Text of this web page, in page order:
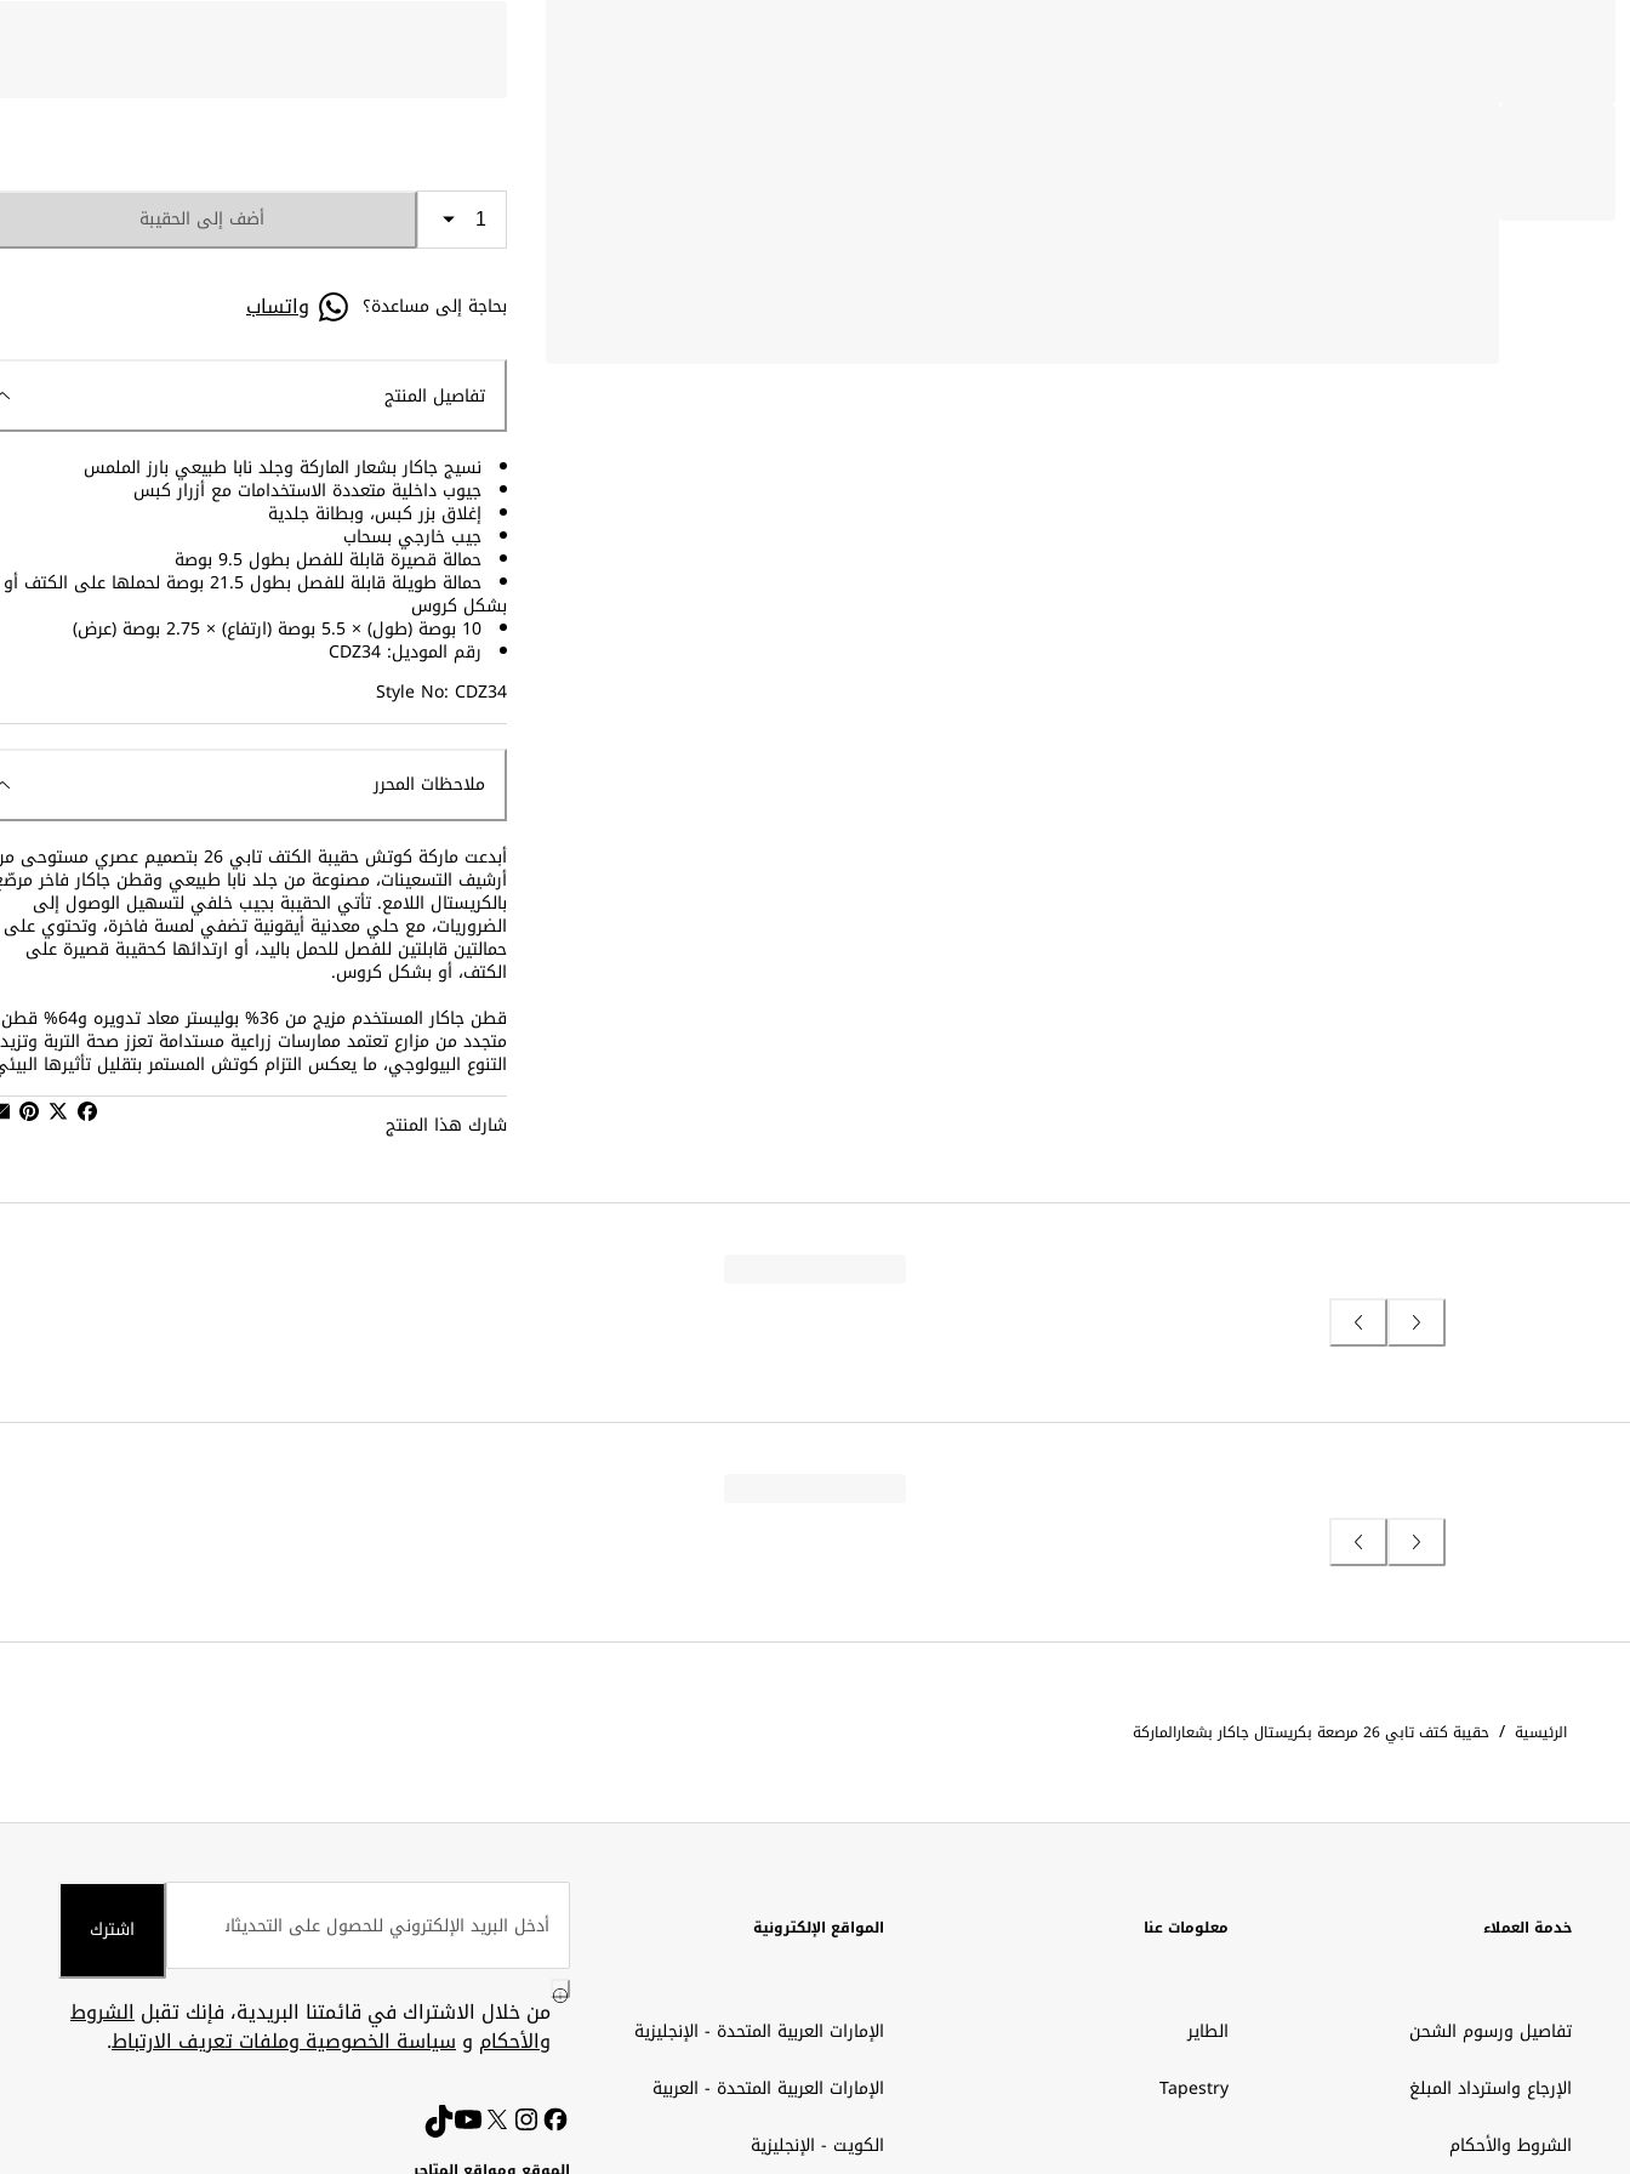
أضف إلى الحقيبة
بحاجة إلى مساعدة؟ واتساب
تفاصيل المنتج
نسيج جاكار بشعار الماركة وجلد نابا طبيعي بارز الملمس
جيوب داخلية متعددة الاستخدامات مع أزرار كبس
إغلاق بزر كبس، وبطانة جلدية
جيب خارجي بسحاب
حمالة قصيرة قابلة للفصل بطول 9.5 بوصة
حمالة طويلة قابلة للفصل بطول 21.5 بوصة لحملها على الكتف أو
بشكل كروس
10 بوصة (طول) × 5.5 بوصة (ارتفاع) × 2.75 بوصة (عرض)
رقم الموديل: CDZ34
Style No: CDZ34
ملاحظات المحرر
أبدعت ماركة كوتش حقيبة الكتف تابي 26 بتصميم عصري
أرشيف التسعينات، مصنوعة من جلد نابا طبيعي وقطن جاكار فاخر
بالكريستال اللامع. تأتي الحقيبة بجيب خلفي لتسهيل الوصول إلى
الضروريات، مع حلي معدنية أيقونية تضفي لمسة فاخرة، وتحتوي على
حمالتين قابلتين للفصل للحمل باليد، أو ارتدائها كحقيبة قصيرة على
الكتف، أو بشكل كروس.
قطن جاكار المستخدم مزيج من 36% بوليستر معاد تدويره و64% قطن
متجدد من مزارع تعتمد ممارسات زراعية مستدامة تعزز صحة التربة وتزيد
التنوع البيولوجي، ما يعكس التزام كوتش المستمر بتقليل تأثيرها
شارك هذا المنتج
الرئيسية / حقيبة كتف تابي 26 مرصعة بكريستال جاكار بشعارالماركة
خدمة العملاء
تفاصيل ورسوم الشحن
الإرجاع واسترداد المبلغ
الشروط والأحكام
معلومات عنا
الطاير
Tapestry
المواقع الإلكترونية
الإمارات العربية المتحدة - الإنجليزية
الإمارات العربية المتحدة - العربية
الكويت - الإنجليزية
اشترك
من خلال الاشتراك في قائمتنا البريدية، فإنك تقبلالشروط
والأحكام وسياسة الخصوصية وملفات تعريف الارتباط.